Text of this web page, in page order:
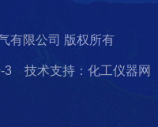
有限公司 版权所有
3
技术支持：化工仪器网